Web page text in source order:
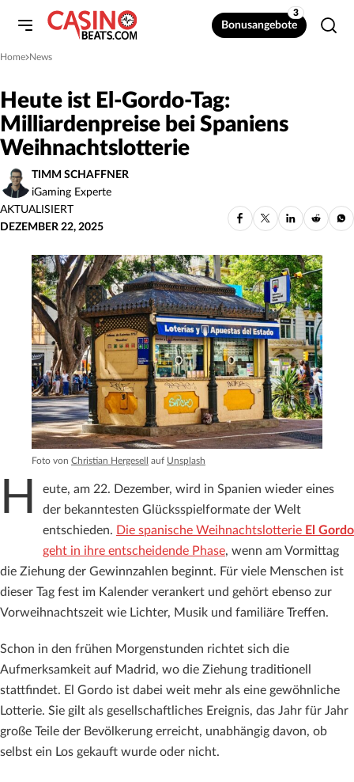
Bonusangebote
3
Home
»News
Heute ist El-Gordo-Tag:
Milliardenpreise bei Spaniens
Weihnachtslotterie
TIMM SCHAFFNER
iGaming Experte
AKTUALISIERT
DEZEMBER 22, 2025
Foto von Christian Hergesell auf Unsplash
H
eute, am 22. Dezember, wird in Spanien wieder eines
der bekanntesten Glücksspielformate der Welt
entschieden. Die spanische Weihnachtslotterie El Gordo
geht in ihre entscheidende Phase, wenn am Vormittag
die Ziehung der Gewinnzahlen beginnt. Für viele Menschen ist
dieser Tag fest im Kalender verankert und gehört ebenso zur
Vorweihnachtszeit wie Lichter, Musik und familiäre Treffen.
Schon in den frühen Morgenstunden richtet sich die
Aufmerksamkeit auf Madrid, wo die Ziehung traditionell
stattfindet. El Gordo ist dabei weit mehr als eine gewöhnliche
Lotterie. Sie gilt als gesellschaftliches Ereignis, das Jahr für Jahr
große Teile der Bevölkerung erreicht, unabhängig davon, ob
selbst ein Los gekauft wurde oder nicht.